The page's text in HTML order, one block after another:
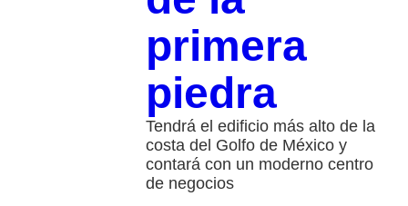
primera
piedra
Tendrá el edificio más alto de la
costa del Golfo de México y
contará con un moderno centro
de negocios